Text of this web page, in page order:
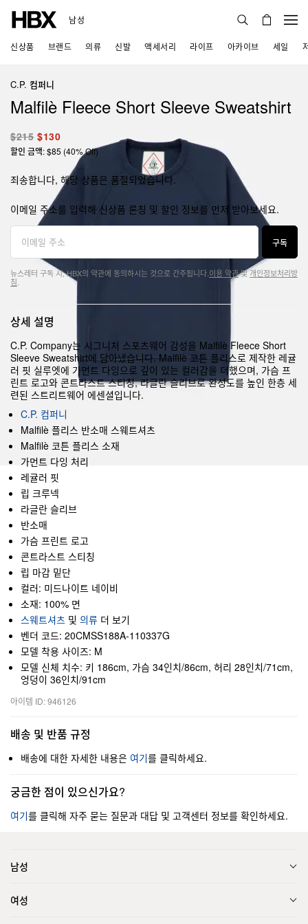
남성
신상품 브랜드 의류 신발 액세서리 라이프 아카이브 세일
C.P. 컴퍼니
Malfilè Fleece Short Sleeve Sweatshirt
$215 $130
할인 금액: $85 (40% Off)
죄송합니다, 해당 상품은 품절되었습니다.
이메일 주소를 입력해 신상품 론칭 및 할인 정보를 먼저 받아보세요.
구독
뉴스레터 구독 시, HBX의 약관에 동의하시는 것으로 간주됩니다. 이용 약관및개인정보처리방
침
상세 설명
C.P. Company는 시그니처 스포츠웨어 감성을 Malfilè Fleece Short
Sleeve Sweatshirt에 담아냈습니다. Malfilè 코튼 플리스로 제작한 레귤
러 핏 실루엣에 가먼트 다잉으로 깊이 있는 컬러감을 더했으며, 가슴 프
린트 로고와 콘트라스트 스티칭, 라글란 슬리브로 완성도를 높인 한층 세
련된 스트리트웨어 에센셜입니다.
C.P. 컴퍼니
Malfilè 플리스 반소매 스웨트셔츠
Malfilè 코튼 플리스 소재
가먼트 다잉 처리
레귤러 핏
립 크루넥
라글란 슬리브
반소매
가슴 프린트 로고
콘트라스트 스티칭
립 마감 밑단
컬러: 미드나이트 네이비
소재: 100% 면
스웨트셔츠 및 의류 더 보기
벤더 코드: 20CMSS188A-110337G
모델 착용 사이즈: M
모델 신체 치수: 키 186cm, 가슴 34인치/86cm, 허리 28인치/71cm,
엉덩이 36인치/91cm
아이템 ID: 946126
배송 및 반품 규정
배송에 대한 자세한 내용은 여기를 클릭하세요.
궁금한 점이 있으신가요?
여기를 클릭해 자주 묻는 질문과 대답 및 고객센터 정보를 확인하세요.
남성
여성